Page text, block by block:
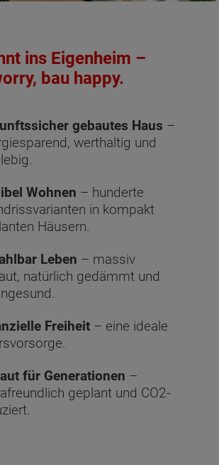
ins Eigenheim –
bau happy.
gebautes Haus –
werthaltig und
Wohnen – hunderte
in kompakt
Häusern.
Leben – massiv
natürlich gedämmt und
Freiheit – eine ideale
für Generationen –
geplant und CO2-